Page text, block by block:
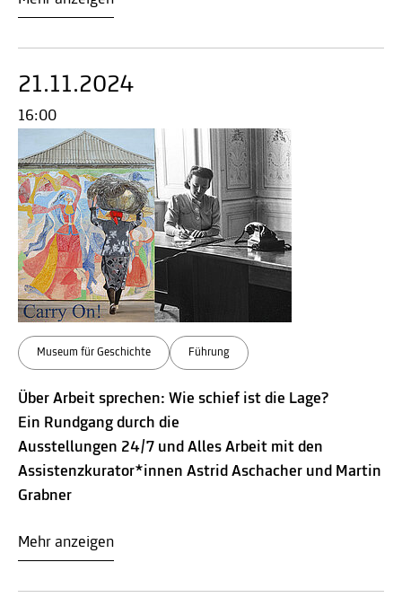
21.11.2024
16:00
Museum für Geschichte Führung
Über Arbeit sprechen: Wie schief ist die Lage?
Ein Rundgang durch die
Ausstellungen 24/7 und Alles Arbeit mit den
Assistenzkurator*innen Astrid Aschacher und Martin
Grabner
Mehr anzeigen